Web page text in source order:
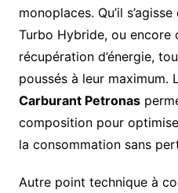
monoplaces. Qu’il
Turbo Hybride, ou encore
récupération d’énergie,
poussés à leur maximum.
Carburant Petronas
composition pour
la consommation sans
Autre point technique à